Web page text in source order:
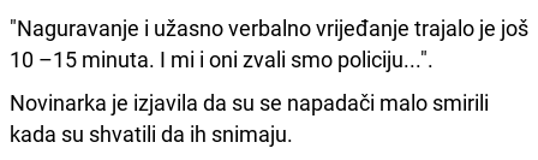
"Naguravanje i užasno verbalno vrijeđanje trajalo je još
10 –15 minuta. I mi i oni zvali smo policiju...".
Novinarka je izjavila da su se napadači malo smirili
kada su shvatili da ih snimaju.